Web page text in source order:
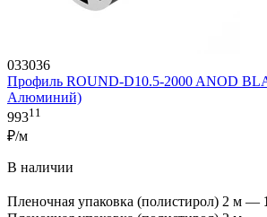
033036
Профиль ROUND-D10.5-2000 ANOD
Алюминий)
99311
₽/м
В наличии
Пленочная упаковка (полистирол) 2 м —